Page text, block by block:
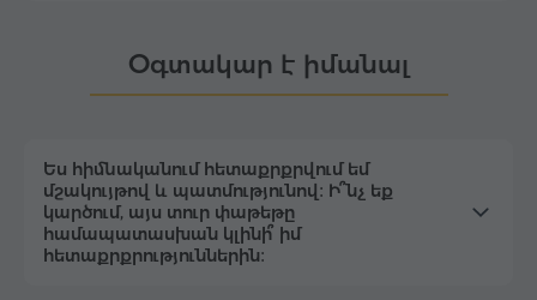
Օգտակար է իմանալ
Ես հիմնականում հետաքրքրվում եմ
մշակույթով և պատմությունով։ Ի՞նչ եք
կարծում, այս տուր փաթեթը
համապատասխան կլինի՞ իմ
հետաքրքրություններին։